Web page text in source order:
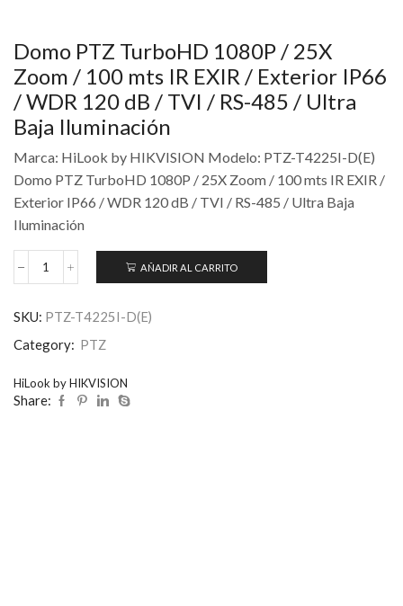
Domo PTZ TurboHD 1080P / 25X
Zoom / 100 mts IR EXIR / Exterior IP66
/ WDR 120 dB / TVI / RS-485 / Ultra
Baja Iluminación
Marca: HiLook by HIKVISION Modelo: PTZ-T4225I-D(E)
Domo PTZ TurboHD 1080P / 25X Zoom / 100 mts IR EXIR /
Exterior IP66 / WDR 120 dB / TVI / RS-485 / Ultra Baja
Iluminación
AÑADIR AL CARRITO
SKU: PTZ-T4225I-D(E)
Category: PTZ
HiLook by HIKVISION
Share: